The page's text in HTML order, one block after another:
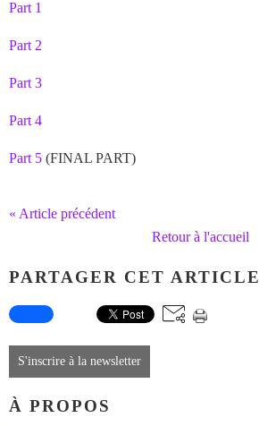
Part 1
Part 2
Part 3
Part 4
Part 5 (FINAL PART)
« Article précédent
Retour à l'accueil
PARTAGER CET ARTICLE
S'inscrire à la newsletter
À PROPOS